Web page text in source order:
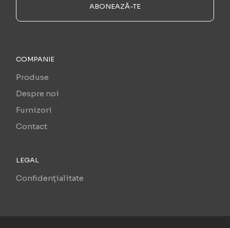
ABONEAZĂ-TE
COMPANIE
Produse
Despre noi
Furnizori
Contact
LEGAL
Confidențialitate